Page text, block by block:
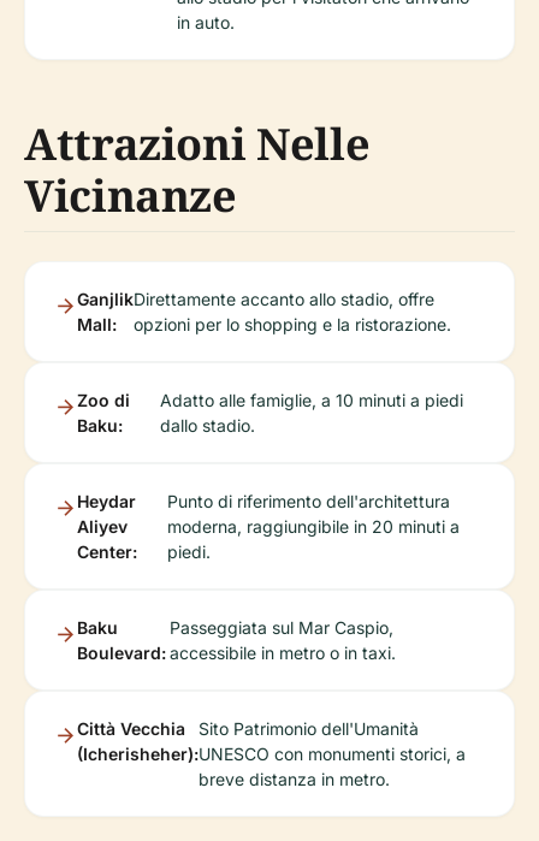
in auto.
Attrazioni Nelle
Vicinanze
Ganjlik
Mall:
Direttamente accanto allo stadio, offre
opzioni per lo shopping e la ristorazione.
Zoo di
Baku:
Adatto alle famiglie, a 10 minuti a piedi
dallo stadio.
Heydar
Aliyev
Center:
Punto di riferimento dell'architettura
moderna, raggiungibile in 20 minuti a
piedi.
Baku
Boulevard:
Passeggiata sul Mar Caspio,
accessibile in metro o in taxi.
Città Vecchia
(Icherisheher):
Sito Patrimonio dell'Umanità
UNESCO con monumenti storici, a
breve distanza in metro.